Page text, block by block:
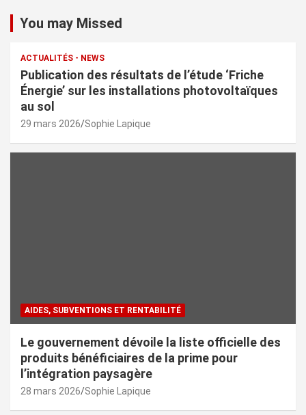
You may Missed
ACTUALITÉS - NEWS
Publication des résultats de l’étude ‘Friche
Énergie’ sur les installations photovoltaïques
au sol
29 mars 2026 Sophie Lapique
AIDES, SUBVENTIONS ET RENTABILITÉ
Le gouvernement dévoile la liste officielle des
produits bénéficiaires de la prime pour
l’intégration paysagère
28 mars 2026 Sophie Lapique